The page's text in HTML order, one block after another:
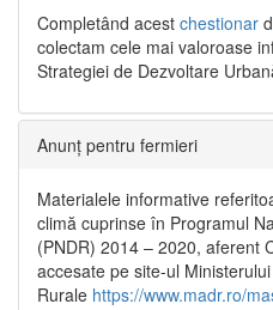
Completând acest chestionar
colectam cele mai valoroase
Strategiei de Dezvoltare
Anunț pentru fermieri
Materialele informative
climă cuprinse în Programul
(PNDR) 2014 – 2020, aferent
accesate pe site-ul
Rurale https://www.madr.ro/